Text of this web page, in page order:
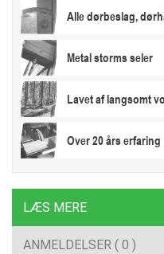
Alle dørbeslag,
Metal storms seler
Lavet af langsomt
Over 20 års erfaring
LÆS MERE
ANMELDELSER ( 0 )